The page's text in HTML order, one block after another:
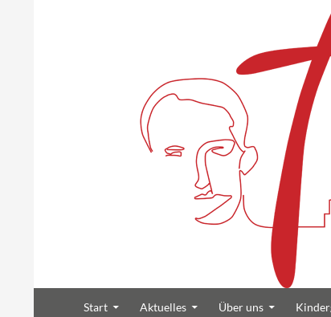
Heilig Kreuz Volksdorf
Start Aktuelles Über uns